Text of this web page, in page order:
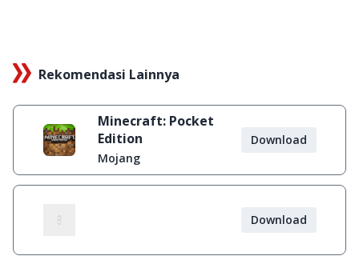
Rekomendasi Lainnya
Minecraft: Pocket
Edition
Mojang
Download
Download